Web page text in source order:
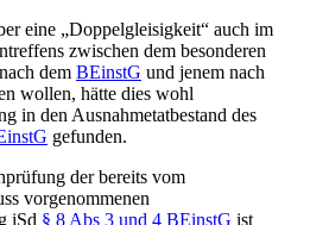
eine „Doppelgleisigkeit“ auch im
zwischen dem besonderen
dem BEinstG und jenem nach
wollen, hätte dies wohl
in den Ausnahmetatbestand des
gefunden.
der bereits vom
vorgenommenen
iSd § 8 Abs 3 und 4 BEinstG ist